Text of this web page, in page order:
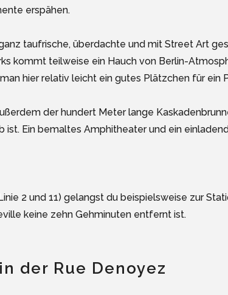
erspähen.
taufrische, überdachte und mit Street Art
kommt teilweise ein Hauch von Berlin-
hier relativ leicht ein gutes Plätzchen für ein
der hundert Meter lange
ist. Ein bemaltes Amphitheater und ein
2 und 11) gelangst du beispielsweise zur
keine zehn Gehminuten entfernt ist.
der Rue Denoyez